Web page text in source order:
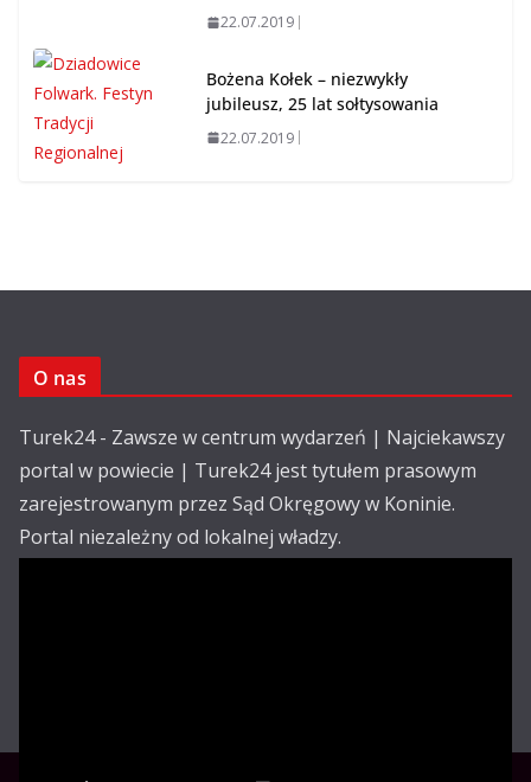
22.07.2019
Bożena Kołek – niezwykły
jubileusz, 25 lat sołtysowania
22.07.2019
O nas
Turek24 - Zawsze w centrum wydarzeń | Najciekawszy
portal w powiecie | Turek24 jest tytułem prasowym
zarejestrowanym przez Sąd Okręgowy w Koninie.
Portal niezależny od lokalnej władzy.
Copyright © Turek24.com.pl Wdrożenie :